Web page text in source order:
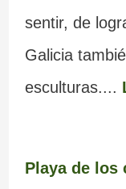
sentir, de
Galicia
esculturas....
Playa de los